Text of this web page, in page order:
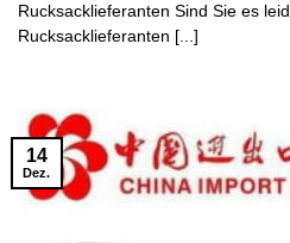
Rucksacklieferanten Sind Sie es
Rucksacklieferanten [...]
14
Dez.